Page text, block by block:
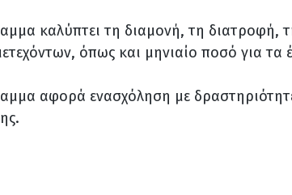
καλύπτει τη διαμονή, τη διατροφή,
όπως και μηνιαίο ποσό για τα
αφορά ενασχόληση με